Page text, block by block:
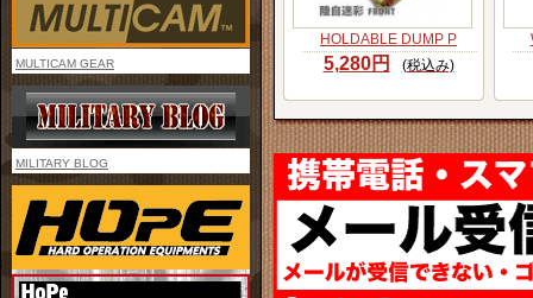
HOLDABLE DUMP P
5,280円 (税込み)
MULTICAM GEAR
MILITARY BLOG